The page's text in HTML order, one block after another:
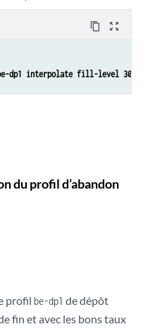
content_copy zoom_out_map
dp1 interpolate fill-level 30
du profil d’abandon
profil be-dp1 de dépôt
fin et avec les bons taux